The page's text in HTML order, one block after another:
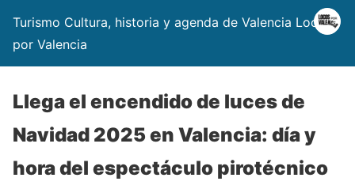
Turismo Cultura, historia y agenda de Valencia Locos
por Valencia
Llega el encendido de luces de
Navidad 2025 en Valencia: día y
hora del espectáculo pirotécnico